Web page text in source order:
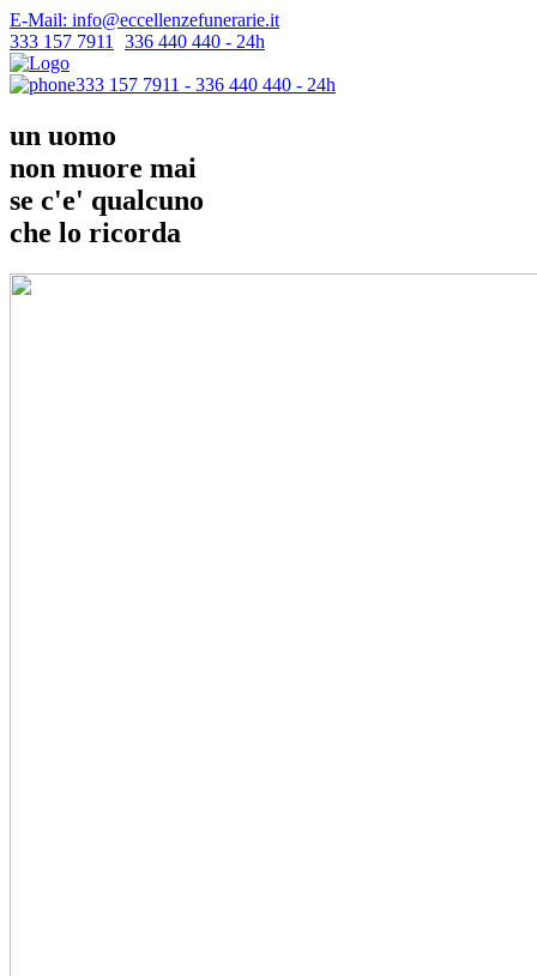
E-Mail: info@eccellenzefunerarie.it
333 157 7911
336 440 440 - 24h
333 157 7911 - 336 440 440 - 24h
un uomo
non muore mai
se c'e' qualcuno
che lo ricorda